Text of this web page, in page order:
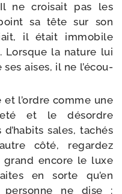
ne croi­sait pas les
sa tête sur son
il était immo­bile
Lorsque la nature lui
aises, il ne l’é­cou­
l’ordre comme une
et le désordre
sales, tachés
côté, regar­dez
encore le luxe
en sorte qu’en
ne dise :